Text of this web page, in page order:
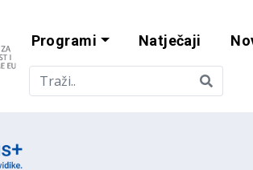
za
Programi Natječaji